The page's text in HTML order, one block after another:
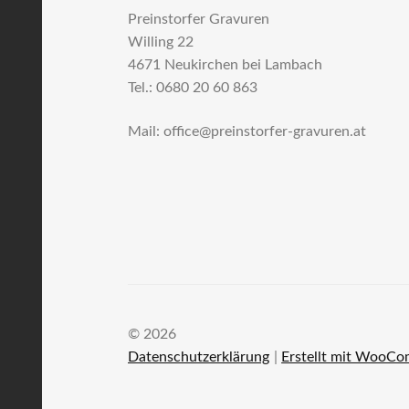
Preinstorfer Gravuren
Willing 22
4671 Neukirchen bei Lambach
Tel.: 0680 20 60 863
Mail: office@preinstorfer-gravuren.at
© 2026
Datenschutzerklärung
Erstellt mit